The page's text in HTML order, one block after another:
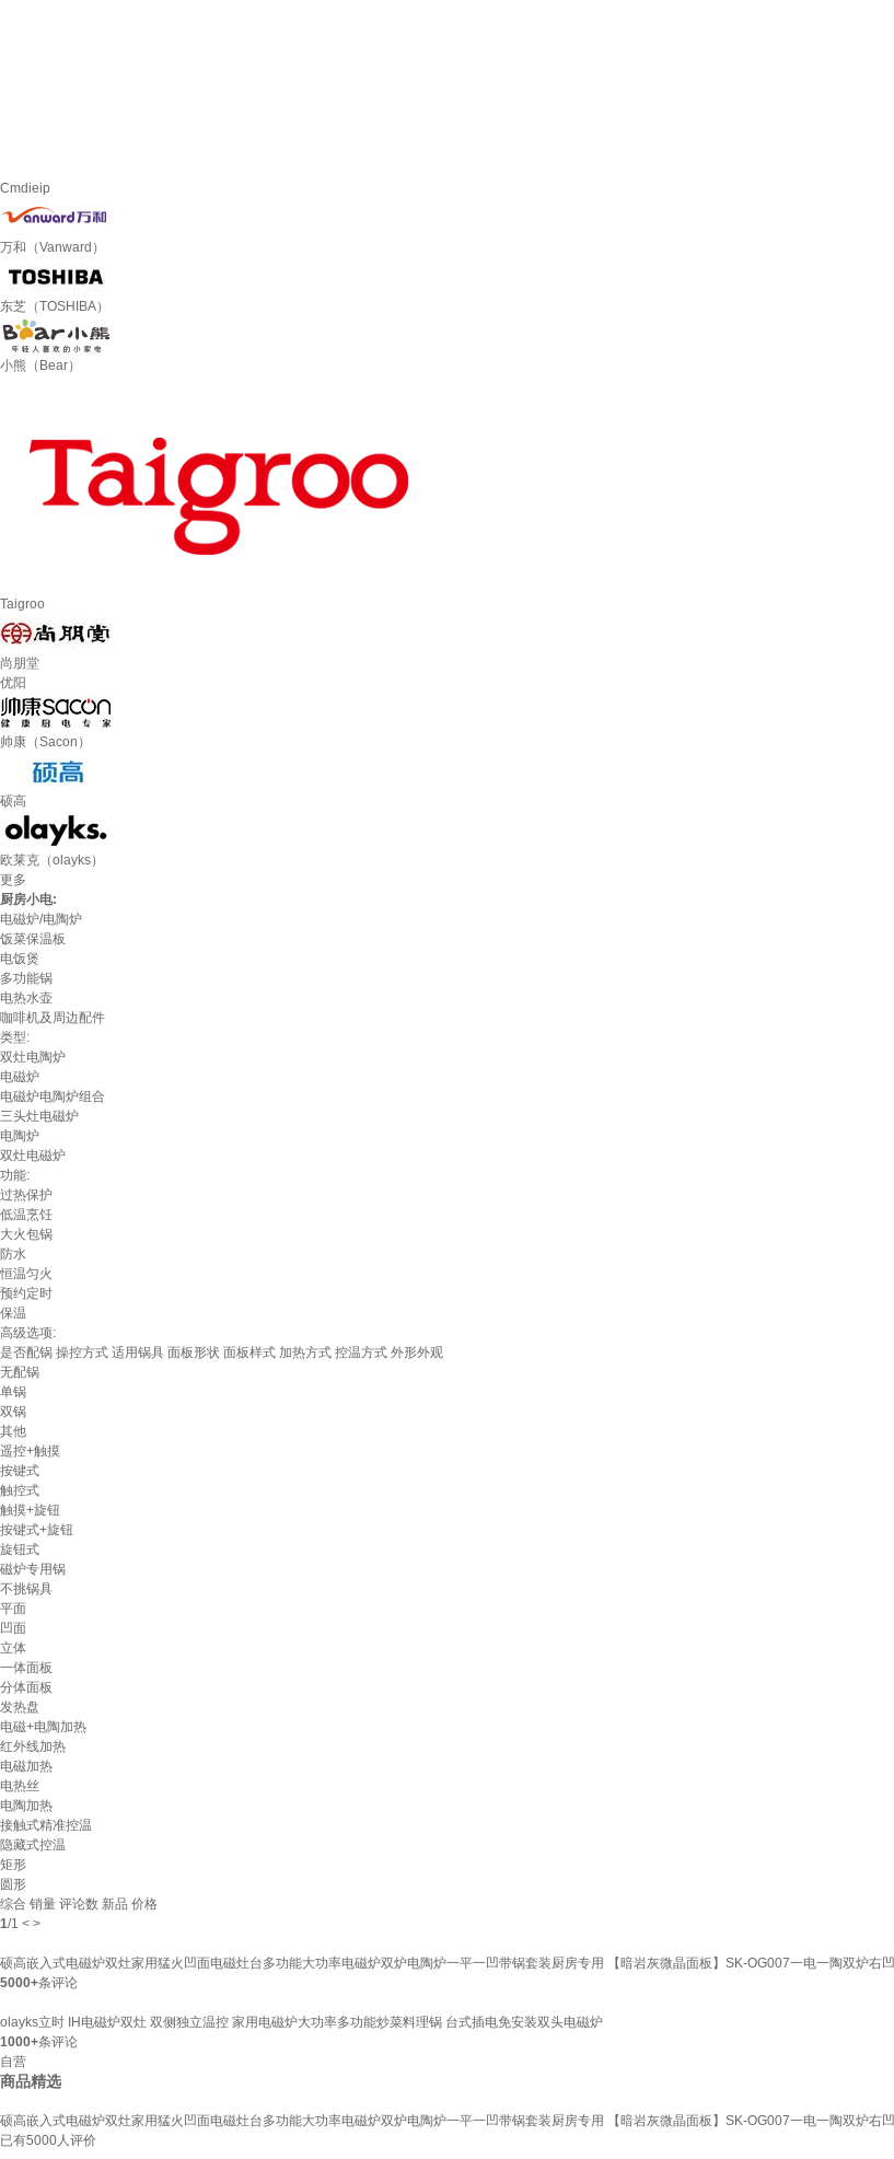
Cmdieip
万和（Vanward）
东芝（TOSHIBA）
小熊（Bear）
Taigroo
尚朋堂
优阳
帅康（Sacon）
硕高
欧莱克（olayks）
更多
厨房小电:
电磁炉/电陶炉
饭菜保温板
电饭煲
多功能锅
电热水壶
咖啡机及周边配件
类型:
双灶电陶炉
电磁炉
电磁炉电陶炉组合
三头灶电磁炉
电陶炉
双灶电磁炉
功能:
过热保护
低温烹饪
大火包锅
防水
恒温匀火
预约定时
保温
高级选项:
是否配锅 操控方式 适用锅具 面板形状 面板样式 加热方式 控温方式 外形外观
无配锅
单锅
双锅
其他
遥控+触摸
按键式
触控式
触摸+旋钮
按键式+旋钮
旋钮式
磁炉专用锅
不挑锅具
平面
凹面
立体
一体面板
分体面板
发热盘
电磁+电陶加热
红外线加热
电磁加热
电热丝
电陶加热
接触式精准控温
隐藏式控温
矩形
圆形
综合 销量 评论数 新品 价格
1/1 < >
硕高嵌入式电磁炉双灶家用猛火凹面电磁灶台多功能大功率电磁炉双炉电陶炉一平一凹带锅套装厨房专用 【暗岩灰微晶面板】SK-OG007一电一陶双炉右凹
5000+条评论
olayks立时 IH电磁炉双灶 双侧独立温控 家用电磁炉大功率多功能炒菜料理锅 台式插电免安装双头电磁炉
1000+条评论
自营
商品精选
硕高嵌入式电磁炉双灶家用猛火凹面电磁灶台多功能大功率电磁炉双炉电陶炉一平一凹带锅套装厨房专用 【暗岩灰微晶面板】SK-OG007一电一陶双炉右凹
已有5000人评价